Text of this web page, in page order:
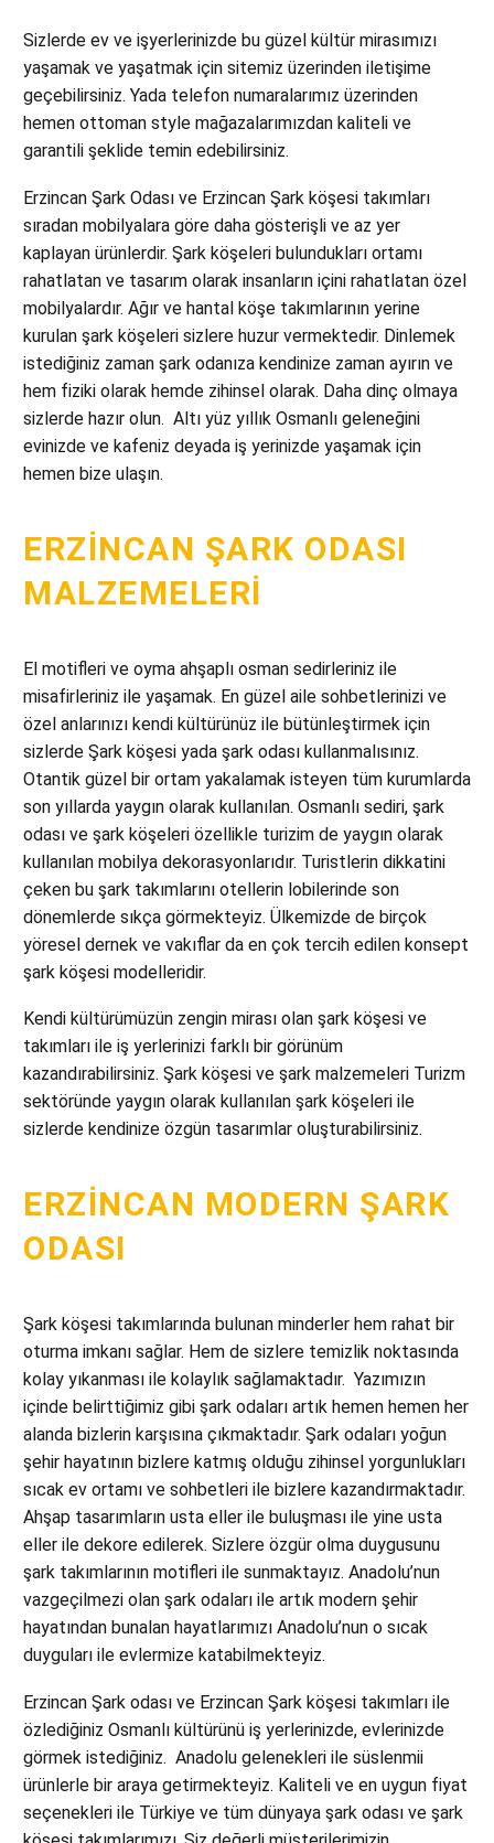
Sizlerde ev ve işyerlerinizde bu güzel kültür mirasımızı
yaşamak ve yaşatmak için sitemiz üzerinden iletişime
geçebilirsiniz. Yada telefon numaralarımız üzerinden
hemen ottoman style mağazalarımızdan kaliteli ve
garantili şeklide temin edebilirsiniz.
Erzincan Şark Odası ve Erzincan Şark köşesi takımları
sıradan mobilyalara göre daha gösterişli ve az yer
kaplayan ürünlerdir. Şark köşeleri bulundukları ortamı
rahatlatan ve tasarım olarak insanların içini rahatlatan özel
mobilyalardır. Ağır ve hantal köşe takımlarının yerine
kurulan şark köşeleri sizlere huzur vermektedir. Dinlemek
istediğiniz zaman şark odanıza kendinize zaman ayırın ve
hem fiziki olarak hemde zihinsel olarak. Daha dinç olmaya
sizlerde hazır olun. Altı yüz yıllık Osmanlı geleneğini
evinizde ve kafeniz deyada iş yerinizde yaşamak için
hemen bize ulaşın.
ERZINCAN ŞARK ODASI
MALZEMELERI
El motifleri ve oyma ahşaplı osman sedirleriniz ile
misafirleriniz ile yaşamak. En güzel aile sohbetlerinizi ve
özel anlarınızı kendi kültürünüz ile bütünleştirmek için
sizlerde Şark köşesi yada şark odası kullanmalısınız.
Otantik güzel bir ortam yakalamak isteyen tüm kurumlarda
son yıllarda yaygın olarak kullanılan. Osmanlı sediri, şark
odası ve şark köşeleri özellikle turizim de yaygın olarak
kullanılan mobilya dekorasyonlarıdır. Turistlerin dikkatini
çeken bu şark takımlarını otellerin lobilerinde son
dönemlerde sıkça görmekteyiz. Ülkemizde de birçok
yöresel dernek ve vakıflar da en çok tercih edilen konsept
şark köşesi modelleridir.
Kendi kültürümüzün zengin mirası olan şark köşesi ve
takımları ile iş yerlerinizi farklı bir görünüm
kazandırabilirsiniz. Şark köşesi ve şark malzemeleri Turizm
sektöründe yaygın olarak kullanılan şark köşeleri ile
sizlerde kendinize özgün tasarımlar oluşturabilirsiniz.
ERZINCAN MODERN ŞARK
ODASI
Şark köşesi takımlarında bulunan minderler hem rahat bir
oturma imkanı sağlar. Hem de sizlere temizlik noktasında
kolay yıkanması ile kolaylık sağlamaktadır. Yazımızın
içinde belirttiğimiz gibi şark odaları artık hemen hemen her
alanda bizlerin karşısına çıkmaktadır. Şark odaları yoğun
şehir hayatının bizlere katmış olduğu zihinsel yorgunlukları
sıcak ev ortamı ve sohbetleri ile bizlere kazandırmaktadır.
Ahşap tasarımların usta eller ile buluşması ile yine usta
eller ile dekore edilerek. Sizlere özgür olma duygusunu
şark takımlarının motifleri ile sunmaktayız. Anadolu’nun
vazgeçilmezi olan şark odaları ile artık modern şehir
hayatından bunalan hayatlarımızı Anadolu’nun o sıcak
duyguları ile evlermize katabilmekteyiz.
Erzincan Şark odası ve Erzincan Şark köşesi takımları ile
özlediğiniz Osmanlı kültürünü iş yerlerinizde, evlerinizde
görmek istediğiniz. Anadolu gelenekleri ile süslenmii
ürünlerle bir araya getirmekteyiz. Kaliteli ve en uygun fiyat
seçenekleri ile Türkiye ve tüm dünyaya şark odası ve şark